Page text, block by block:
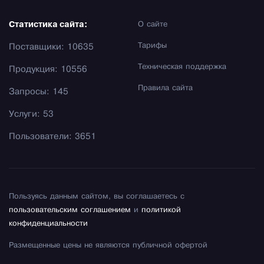
О сайте
Тарифы
Техническая поддержка
Правила сайта
Статистика сайта:
Поставщики: 10635
Продукция: 10556
Запросы: 145
Услуги: 53
Пользователи: 3651
Пользуясь данным сайтом, вы соглашаетесь с
пользовательским соглашением и политикой
конфиденциальности
Размещенные цены не являются публичной офертой